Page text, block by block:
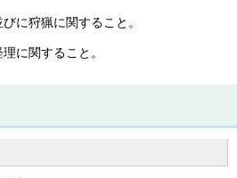
に狩猟に関すること。
に関すること。